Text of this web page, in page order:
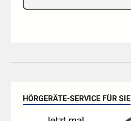
HÖRGERÄTE-SERVICE FÜR SIE